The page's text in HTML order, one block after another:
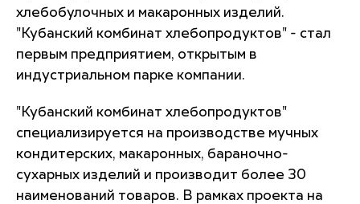
хлебобулочных и макаронных изделий.
"Кубанский комбинат хлебопродуктов" - стал
первым предприятием, открытым в
индустриальном парке компании.
"Кубанский комбинат хлебопродуктов"
специализируется на производстве мучных
кондитерских, макаронных, бараночно-
сухарных изделий и производит более 30
наименований товаров. В рамках проекта на